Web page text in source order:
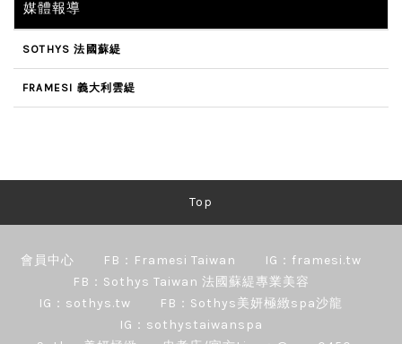
媒體報導
SOTHYS 法國蘇緹
FRAMESI 義大利雲緹
Top
會員中心 FB：Framesi Taiwan
IG：framesi.tw
FB：Sothys Taiwan 法國蘇緹專業美容
IG：sothys.tw
FB：Sothys美妍極緻spa沙龍
IG：sothystaiwanspa